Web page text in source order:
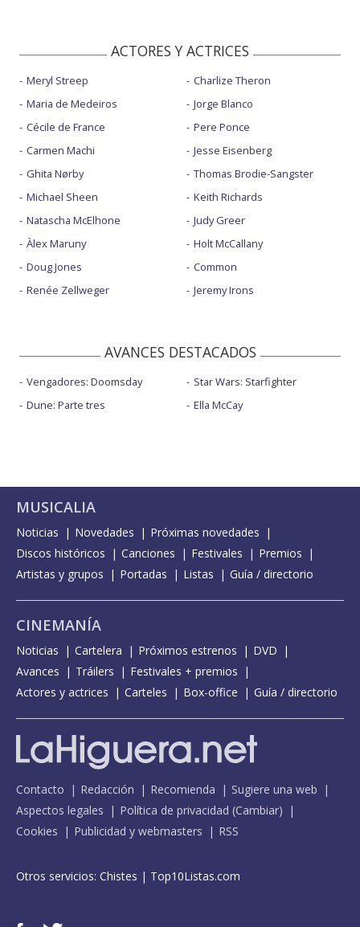
ACTORES Y ACTRICES
Meryl Streep
Maria de Medeiros
Cécile de France
Carmen Machi
Ghita Nørby
Michael Sheen
Natascha McElhone
Àlex Maruny
Doug Jones
Renée Zellweger
Charlize Theron
Jorge Blanco
Pere Ponce
Jesse Eisenberg
Thomas Brodie-Sangster
Keith Richards
Judy Greer
Holt McCallany
Common
Jeremy Irons
AVANCES DESTACADOS
Vengadores: Doomsday
Dune: Parte tres
Star Wars: Starfighter
Ella McCay
MUSICALIA
Noticias Novedades
Próximas novedades
Discos históricos
Canciones Festivales
Premios
Artistas y grupos
Portadas Listas Guía / directorio
CINEMANÍA
Noticias Cartelera Próximos estrenos
DVD
Avances
Tráilers
Festivales + premios
Actores y actrices
Carteles Box-office Guía / directorio
Contacto Redacción Recomienda
Sugiere una web
Aspectos legales
Política de privacidad (Cambiar)
Cookies
Publicidad y webmasters RSS
Otros servicios: Chistes | Top10Listas.com